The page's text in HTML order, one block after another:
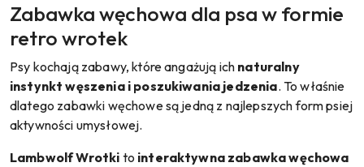
Zabawka węchowa dla psa w formie
retro wrotek
Psy kochają zabawy, które angażują ich naturalny
instynkt węszenia i poszukiwania jedzenia. To właśnie
dlatego zabawki węchowe są jedną z najlepszych form psiej
aktywności umysłowej.
Lambwolf Wrotki to interaktywna zabawka węchowa